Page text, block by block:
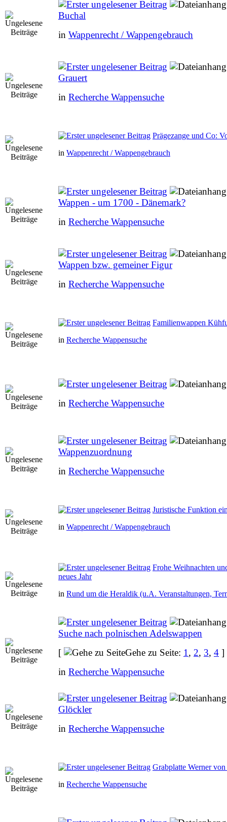
Buchal
in Wappenrecht / Wappengebrauch
Grauert
in Recherche Wappensuche
Prägezange und Co:
in Wappenrecht / Wappengebrauch
Wappen - um 1700 - Dänemark?
in Recherche Wappensuche
Wappen bzw. gemeiner Figur
in Recherche Wappensuche
Familienwappen
in Recherche Wappensuche
in Recherche Wappensuche
Wappenzuordnung
in Recherche Wappensuche
Juristische Funktion
in Wappenrecht / Wappengebrauch
Frohe Weihnachten
neues Jahr
in Rund um die Heraldik (u.A. Veranstaltungen,
Suche nach polnischen Adelswappen
[
Gehe zu Seite: 1 , 2, 3, 4 ]
in Recherche Wappensuche
Glöckler
in Recherche Wappensuche
Grabplatte Werner
in Recherche Wappensuche